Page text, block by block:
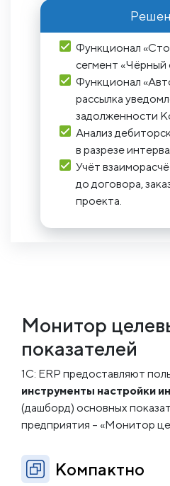
Функционал
сегмент «Чёрный
Функционал
рассылка
задолженности
Анализ
в разрезе
Учёт
до договора,
проекта.
Монитор
показателей
1С: ERP предоставляют
инструменты настройки
(дашборд) основных
предприятия – «Монитор
Компактно